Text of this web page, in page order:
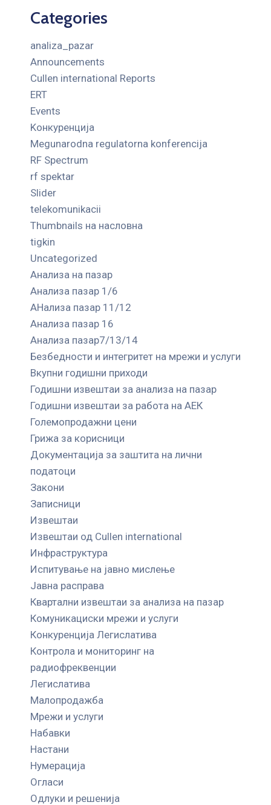
Categories
analiza_pazar
Announcements
Cullen international Reports
ERT
Events
Kонкуренција
Megunarodna regulatorna konferencija
RF Spectrum
rf spektar
Slider
telekomunikacii
Thumbnails на насловна
tigkin
Uncategorized
Анализа на пазар
Анализа пазар 1/6
АНализа пазар 11/12
Анализа пазар 16
Анализа пазар7/13/14
Безбедности и интегритет на мрежи и услуги
Вкупни годишни приходи
Годишни извештаи за анализа на пазар
Годишни извештаи за работа на АЕК
Големопродажни цени
Грижа за корисници
Документација за заштита на лични
податоци
Закони
Записници
Извештаи
Извештаи од Cullen international
Инфраструктура
Испитување на јавно мислење
Јавна расправа
Квартални извештаи за анализа на пазар
Комуникациски мрежи и услуги
Конкуренција Легислатива
Контрола и мониторинг на
радиофреквенции
Легислатива
Малопродажба
Мрежи и услуги
Набавки
Настани
Нумерација
Огласи
Одлуки и решенија